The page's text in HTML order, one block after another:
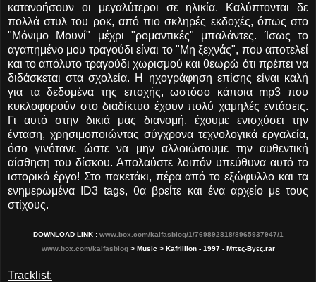
κατανοήσουν οι μεγαλύτεροι σε ηλικία. Καλύπτονται δε
πολλά στυλ του ροκ, από πιο σκληρές εκδοχές, όπως στο
"Μόνιμο Μουνί" μέχρι "ρομαντικές" μπαλάντες. Ίσως το
αγαπημένο μου τραγούδι είναι το "Μη ξεχνάς", που αποτελεί
και το απόλυτο τραγούδι χωρισμού και θεωρώ ότι πρέπει να
διδάσκεται στα σχολεία. Η ηχογράφηση επίσης είναι καλή
για τα δεδομένα της εποχής, ωστόσο κάποια mp3 που
κυκλοφορούν στο διαδίκτυο έχουν πολύ χαμηλές εντάσεις.
Γι αυτό στην δικιά μας διανομή, έχουμε ενισχύσει την
ένταση, χρησιμοποιώντας σύγχρονα τεχνολογικά εργαλεία,
όσο γινότανε ώστε να μην αλλοιώσουμε την αυθεντική
αίσθηση του δίσκου. Απολαύστε λοιπόν υπεύθυνα αυτό το
ιστορικό έργο! Στο πακετάκι, πέρα από το εξώφυλλο και τα
ενημερωμένα ID3 tags, θα βρείτε και ένα αρχείο με τους
στίχους.
DOWNLOAD LINK : www.box.com/kalfasblog/1/769892818/8965937947/1
www.box.com/kalfasblog> Music > Kafrillion - 1997 - Μπες-Βγες.rar
Tracklist: